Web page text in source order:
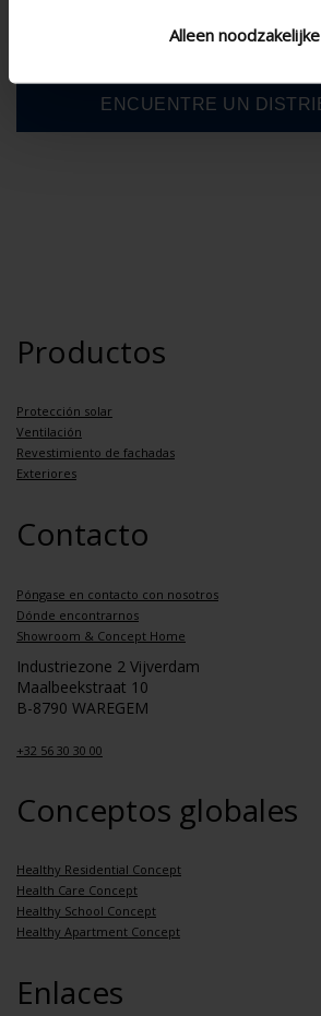
Alleen noodzakelijke
Productos
Protección solar
Ventilación
Revestimiento de fachadas
Exteriores
Contacto
Póngase en contacto con nosotros
Dónde encontrarnos
Showroom & Concept Home
Industriezone 2 Vijverdam
Maalbeekstraat 10
B-8790 WAREGEM
+32 56 30 30 00
Conceptos globales
Healthy Residential Concept
Health Care Concept
Healthy School Concept
Healthy Apartment Concept
Enlaces